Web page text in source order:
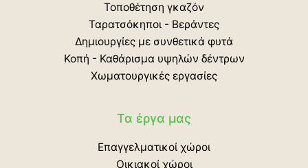
Τοποθέτηση γκαζόν
Ταρατσόκηποι - Βεράντες
Δημιουργίες με συνθετικά φυτά
Κοπή - Καθάρισμα υψηλών δέντρων
Χωματουργικές εργασίες
Τα έργα μας
Επαγγελματικοί χώροι
Οικιακοί χώροι